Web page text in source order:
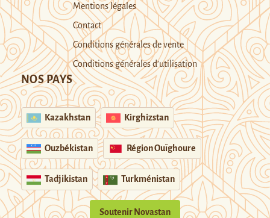
Mentions légales
Contact
Conditions générales de vente
Conditions générales d’utilisation
NOS PAYS
Kazakhstan Kirghizstan
Ouzbékistan Région Ouïghoure
Tadjikistan Turkménistan
Soutenir Novastan